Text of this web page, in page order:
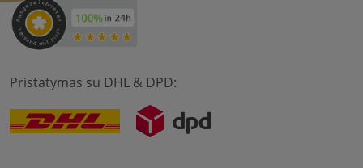
Pristatymas su DHL & DPD: